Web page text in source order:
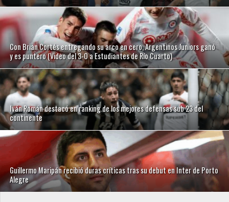
Con Brian Cortés entregando su arco en cero, Argentinos Juniors ganó
y es puntero (Video del 3-0 a Estudiantes de Río Cuarto)
Iván Román destacó en ranking de los mejores defensas sub 23 del
continente
Guillermo Maripán recibió duras críticas tras su debut en Inter de Porto
Alegre